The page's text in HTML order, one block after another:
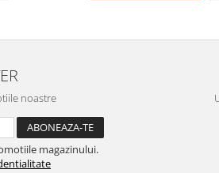
noastre
magazinului.